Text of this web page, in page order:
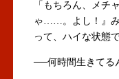
「もちろん、メチ
ゃ……。よし！』み
って、ハイな状態
──何時間生きてる